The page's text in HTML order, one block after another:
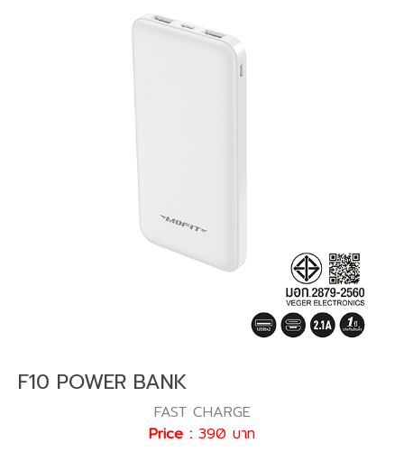
F10 POWER BANK
FAST CHARGE
Price : 390 บาท